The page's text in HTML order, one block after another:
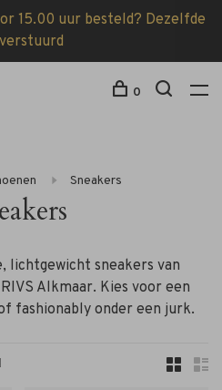
15.00 uur besteld? Dezelfde
0
Sneakers
lichtgewicht sneakers van
Alkmaar. Kies voor een
fashionably onder een jurk.